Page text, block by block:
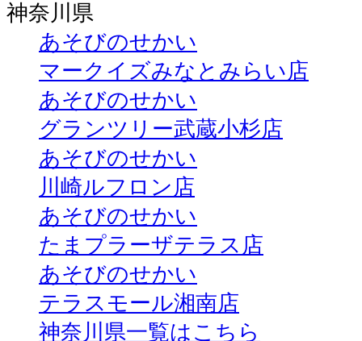
神奈川県
あそびのせかい
マークイズみなとみらい店
あそびのせかい
グランツリー武蔵小杉店
あそびのせかい
川崎ルフロン店
あそびのせかい
たまプラーザテラス店
あそびのせかい
テラスモール湘南店
神奈川県一覧はこちら